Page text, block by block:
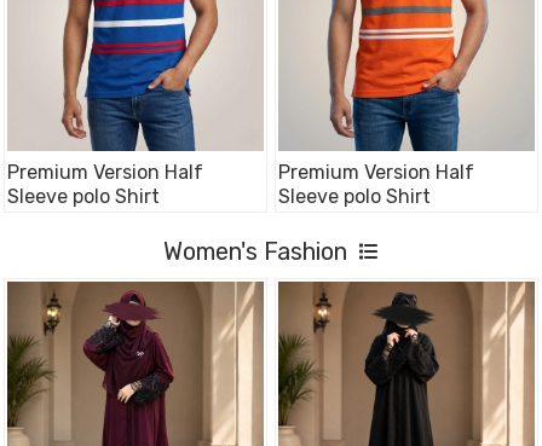
Premium Version Half
Sleeve polo Shirt
Premium Version Half
Sleeve polo Shirt
Women's Fashion